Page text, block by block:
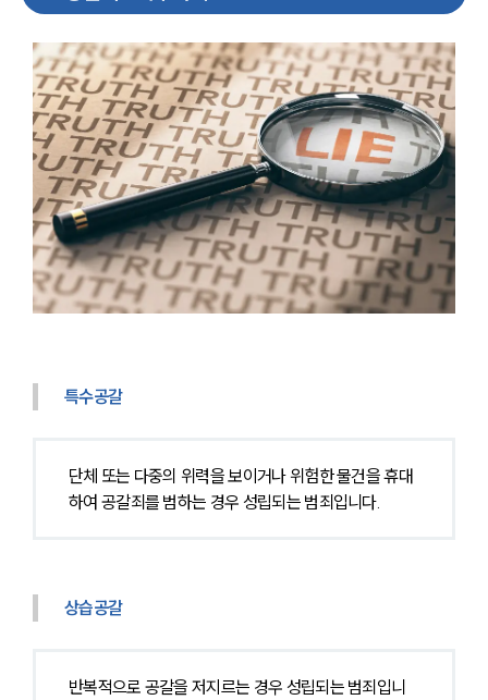
특수공갈
단체 또는 다중의 위력을 보이거나 위험한 물건을 휴대
하여 공갈죄를 범하는 경우 성립되는 범죄입니다.
상습공갈
반복적으로 공갈을 저지르는 경우 성립되는 범죄입니